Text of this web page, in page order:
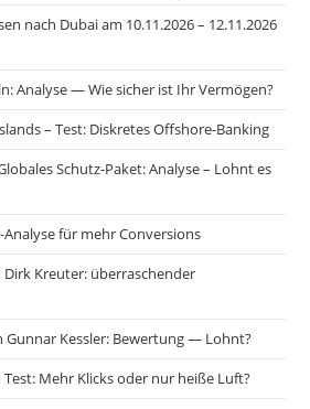
nach Dubai am 10.11.2026 – 12.11.2026
Analyse — Wie sicher ist Ihr Vermögen?
– Test: Diskretes Offshore-Banking
Schutz-Paket: Analyse – Lohnt es
Analyse für mehr Conversions
Kreuter: überraschender
Gunnar Kessler: Bewertung — Lohnt?
Mehr Klicks oder nur heiße Luft?